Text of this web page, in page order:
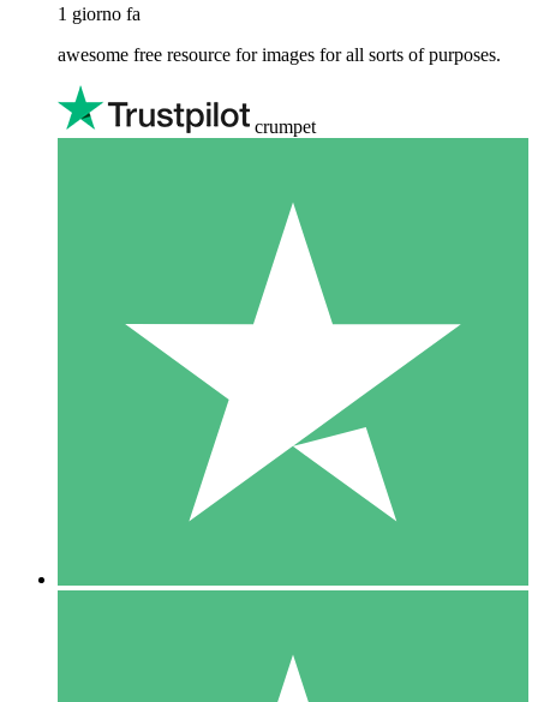
1 giorno fa
awesome free resource for images for all sorts of purposes.
crumpet